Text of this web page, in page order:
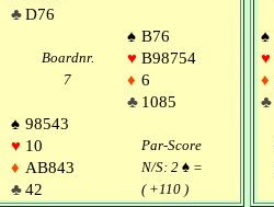
♣D76
♠ B76
Boardnr. ♥ B98754
7 ♦ 6
♣ 1085
♠ 98543
♥ 10
Par-Score
♦ AB843 N/S: 2 ♠ =
♣42 ( +110 )
♠
♥
♦
♣